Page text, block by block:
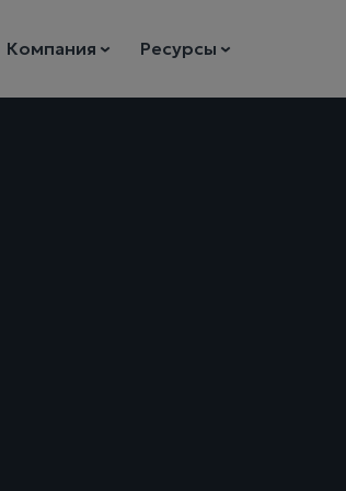
Компания Ресурсы